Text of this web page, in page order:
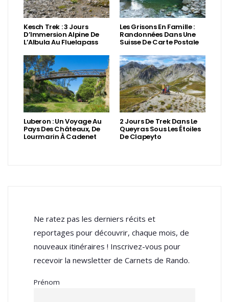
Kesch Trek : 3 Jours
D’Immersion Alpine De
L’Albula Au Fluelapass
Les Grisons En Famille :
Randonnées Dans Une
Suisse De Carte Postale
Luberon : Un Voyage Au
Pays Des Châteaux, De
Lourmarin À Cadenet
2 Jours De Trek Dans Le
Queyras Sous Les Étoiles
De Clapeyto
Ne ratez pas les derniers récits et
reportages pour découvrir, chaque mois, de
nouveaux itinéraires ! Inscrivez-vous pour
recevoir la newsletter de Carnets de Rando.
Prénom